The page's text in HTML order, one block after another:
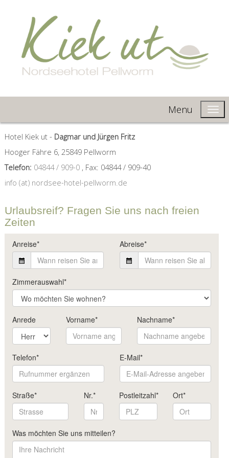
Menu
Hotel Kiek ut - Dagmar und Jürgen Fritz
Hooger Fähre 6, 25849 Pellworm
Telefon: 04844 / 909-0, Fax: 04844 / 909-40
info (at) nordsee-hotel-pellworm.de
Urlaubsreif? Fragen Sie uns nach freien
Zeiten